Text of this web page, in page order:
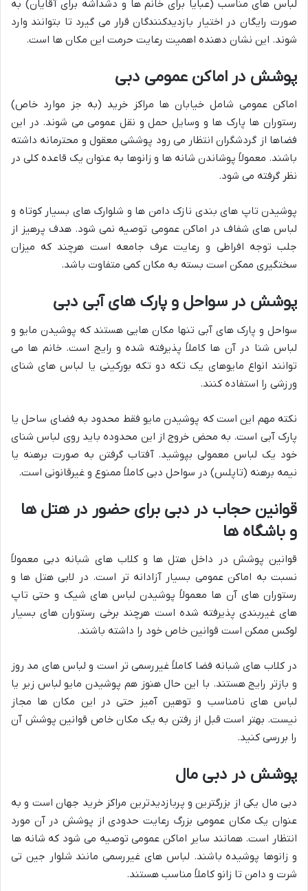
لباس های مناسب (عبایا برای خانم ها و دشداشه برای آقایان) به
صورت رایگان در اختیار بازدیدکنندگان قرار می گیرد تا بتوانند وارد
شوند. این نشان دهنده اهمیت رعایت حرمت این مکان ها است.
پوشش در اماکن عمومی دبی
اماکن عمومی شامل خیابان ها مراکز خرید (به جز موارد خاص)
رستوران ها پارک ها و وسایل حمل و نقل عمومی می شوند. در این
فضاها از گردشگران انتظار می رود پوششی معقول و محترمانه داشته
باشند. معمولاً پوشاندن شانه ها و زانوها به عنوان یک قاعده کلی در
نظر گرفته می شود.
پوشیدن تاپ های بندی نازک دامن ها و شلوارک های بسیار کوتاه و
لباس های شفاف در اماکن عمومی توصیه نمی شود. هدف پرهیز از
جلب توجه افراطی و رعایت عرف جامعه است هرچند که میزان
سختگیری ممکن است بسته به مکان کمی متفاوت باشد.
پوشش در سواحل و پارک های آبی دبی
سواحل و پارک های آبی تنها مکان هایی هستند که پوشیدن مایو و
لباس شنا در آن ها کاملاً پذیرفته شده و رایج است. خانم ها می
توانند انواع مایوهای یک تکه دو تکه بورکینی یا لباس های شنای
ورزشی را استفاده کنند.
نکته مهم این است که پوشیدن مایو فقط محدود به فضای ساحل یا
پارک آبی است. به محض خروج از این محدوده باید روی لباس شنای
خود یک لباس معمولی بپوشید. آفتاب گرفتن به صورت برهنه یا
نیمه برهنه (تاپلس) در سواحل دبی کاملاً ممنوع و غیرقانونی است.
قوانین حجاب در دبی برای حضور در هتل ها
و باشگاه ها
قوانین پوشش در داخل هتل ها و کلاب های شبانه دبی معمولاً
نسبت به اماکن عمومی بسیار آزادانه تر است. در لابی هتل ها و
رستوران های آن ها معمولاً پوشیدن لباس های شیک و حتی تاپ
های غیربندی پذیرفته شده است هرچند برخی رستوران های بسیار
لوکس ممکن است قوانین خاص خود را داشته باشند.
در کلاب های شبانه فضا کاملاً غیررسمی تر است و لباس های مد روز
و بازتر رایج هستند. با این حال هنوز هم پوشیدن مایو لباس زیر یا
لباس های نامناسب و توهین آمیز حتی در این مکان ها مجاز
نیست. بهتر است قبل از رفتن به یک مکان خاص قوانین پوشش آن
را بررسی کنید.
پوشش در دبی مال
دبی مال یکی از بزرگترین و پربازدیدترین مراکز خرید جهان است و به
عنوان یک مکان عمومی بزرگ رعایت حدودی از پوشش در آن مورد
انتظار است. همانند سایر اماکن عمومی توصیه می شود که شانه ها
و زانوها پوشیده باشند. لباس های غیررسمی مانند شلوار جین تی
شرت و دامن تا زانو کاملاً مناسب هستند.